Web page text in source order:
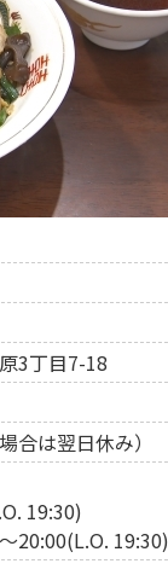
3丁目7-18
合は翌日休み）
19:30)
20:00(L.O. 19:30)